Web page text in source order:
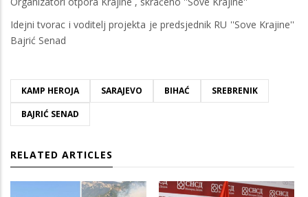
Idejni tvorac i voditelj projekta je predsjednik RU ''Sove Krajine''
Bajrić Senad
KAMP HEROJA SARAJEVO BIHAĆ
SREBRENIK
BAJRIĆ SENAD
RELATED ARTICLES